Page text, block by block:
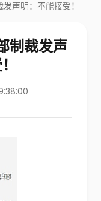
声明：不能接受！
制裁发声